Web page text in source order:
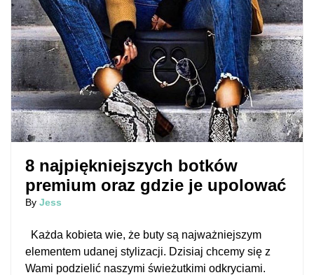
8 najpiękniejszych botków
premium oraz gdzie je upolować
By Jess
Każda kobieta wie, że buty są najważniejszym
elementem udanej stylizacji. Dzisiaj chcemy się z
Wami podzielić naszymi świeżutkimi odkryciami.